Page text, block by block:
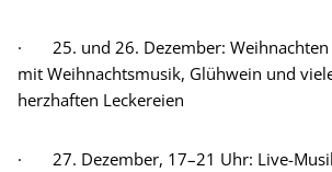
· 25. und 26. Dezember: Weihnachten
mit Weihnachtsmusik, Glühwein und
herzhaften Leckereien
· 27. Dezember, 17–21 Uhr: Live-